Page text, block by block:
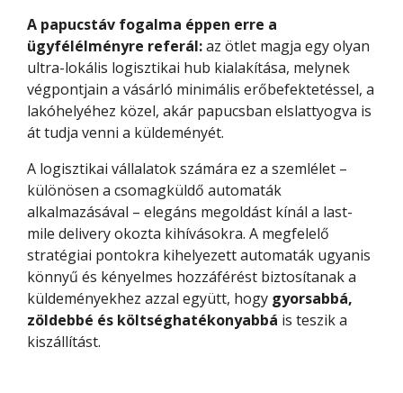
A papucstáv fogalma éppen erre a
ügyfélélményre referál:az ötlet magja egy olyan
ultra-lokális logisztikai hub kialakítása, melynek
végpontjain a vásárló minimális erőbefektetéssel, a
lakóhelyéhez közel, akár papucsban elslattyogva is
át tudja venni a küldeményét.
A logisztikai vállalatok számára ez a szemlélet –
különösen a csomagküldő automaták
alkalmazásával – elegáns megoldást kínál a last-
mile delivery okozta kihívásokra. A megfelelő
stratégiai pontokra kihelyezett automaták ugyanis
könnyű és kényelmes hozzáférést biztosítanak a
küldeményekhez azzal együtt, hogy gyorsabbá,
zöldebbé és költséghatékonyabbá is teszik a
kiszállítást.